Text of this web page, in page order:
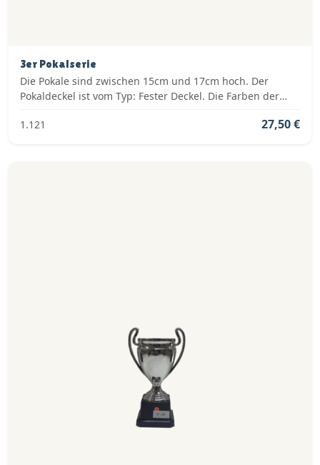
3er Pokalserie
Die Pokale sind zwischen 15cm und 17cm hoch. Der
Pokaldeckel ist vom Typ: Fester Deckel. Die Farben der
1.121
27,50 €